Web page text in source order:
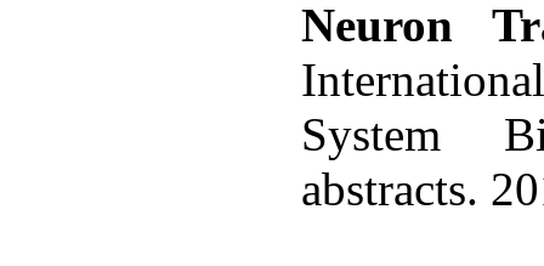
Neuron
System
abstracts.